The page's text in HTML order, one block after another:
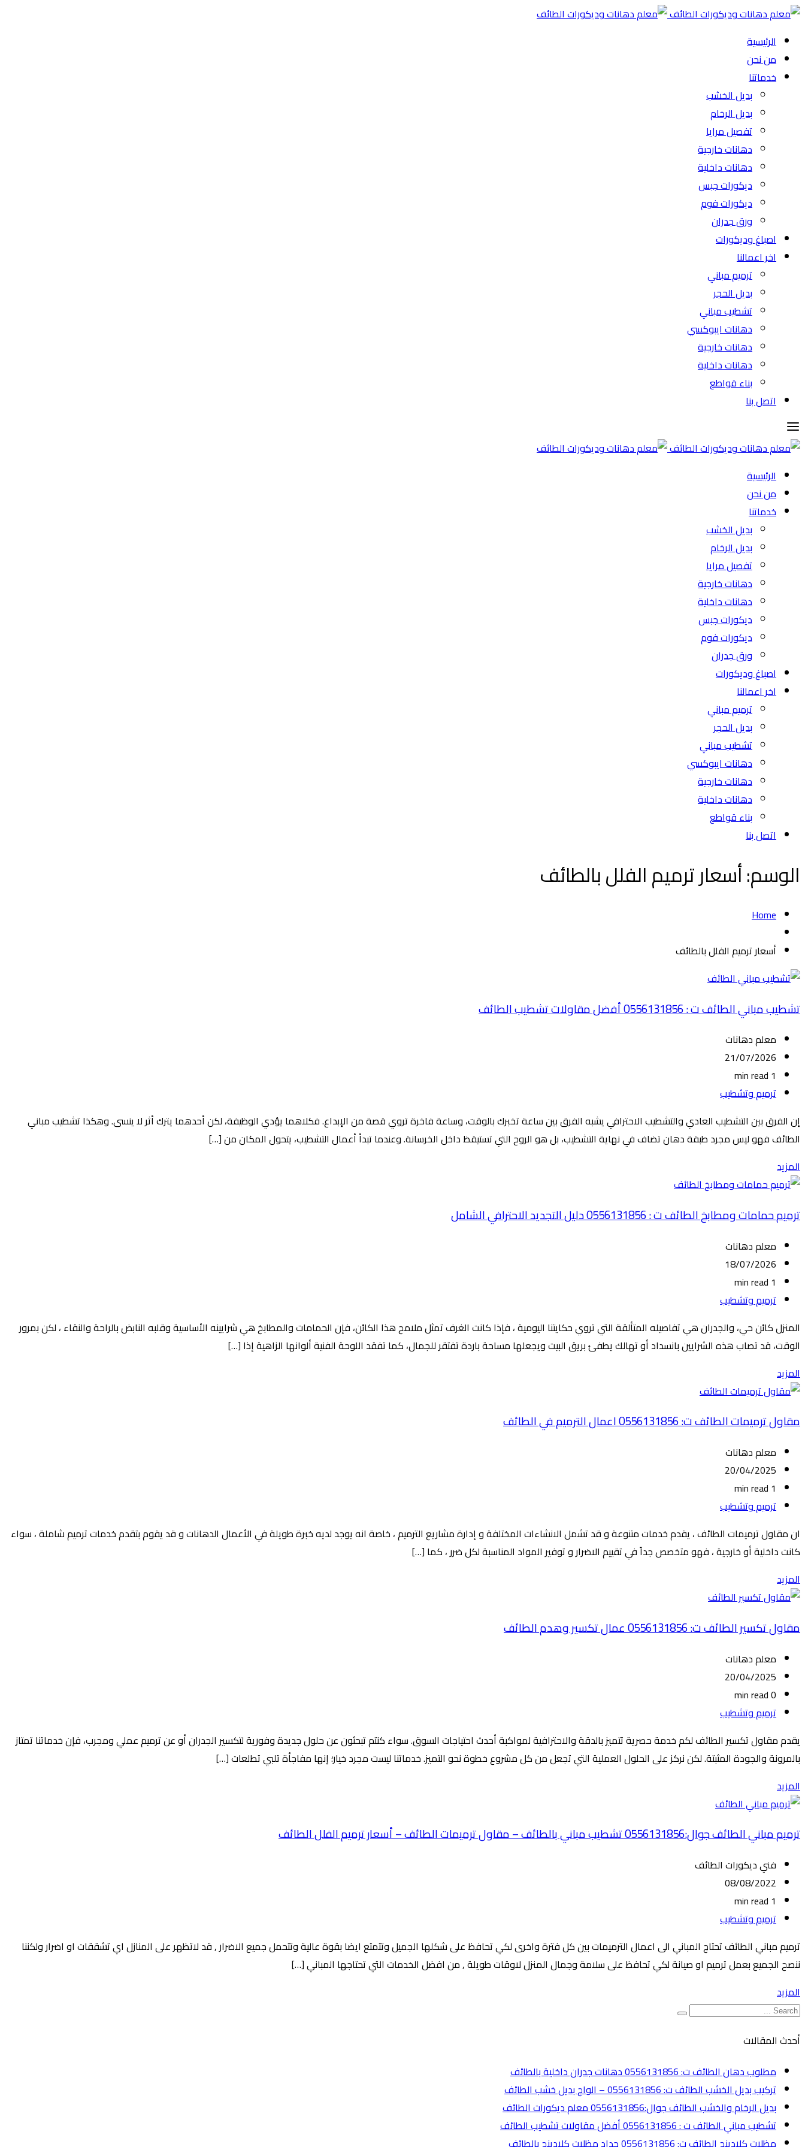
الرئيسية
من نحن
خدماتنا
بديل الخشب
بديل الرخام
تفصيل مرايا
دهانات خارجية
دهانات داخلية
ديكورات جبس
ديكورات فوم
ورق جدران
اصباغ وديكورات
اخر اعمالنا
ترميم مباني
بديل الحجر
تشطيب مباني
دهانات ايبوكسي
دهانات خارجية
دهانات داخلية
بناء قواطع
اتصل بنا
الرئيسية
من نحن
خدماتنا
بديل الخشب
بديل الرخام
تفصيل مرايا
دهانات خارجية
دهانات داخلية
ديكورات جبس
ديكورات فوم
ورق جدران
اصباغ وديكورات
اخر اعمالنا
ترميم مباني
بديل الحجر
تشطيب مباني
دهانات ايبوكسي
دهانات خارجية
دهانات داخلية
بناء قواطع
اتصل بنا
الوسم:أسعار ترميم الفلل بالطائف
Home
أسعار ترميم الفلل بالطائف
تشطيب مباني الطائف ت : 0556131856 أفضل مقاولات تشطيب الطائف
معلم دهانات
21/07/2026
1 min read
ترميم وتشطيب
إن الفرق بين التشطيب العادي والتشطيب الاحترافي يشبه الفرق بين ساعة تخبرك بالوقت، وساعة فاخرة تروي قصة من الإبداع. فكلاهما يؤدي الوظيفة، لكن أحدهما يترك أثر لا ينسى. وهكذا تشطيب مباني
الطائف فهو ليس مجرد طبقة دهان تضاف في نهاية التشطيب، بل هو الروح التي تستيقظ داخل الخرسانة. وعندما تبدأ أعمال التشطيب، يتحول المكان من […]
المزيد
ترميم حمامات ومطابخ الطائف ت : 0556131856 دليل التجديد الاحترافي الشامل
معلم دهانات
18/07/2026
1 min read
ترميم وتشطيب
المنزل كائن حي، والجدران هي تفاصيله المتألقة التي تروي حكايتنا اليومية ، فإذا كانت الغرف تمثل ملامح هذا الكائن، فإن الحمامات والمطابخ هي شرايينه الأساسية وقلبه النابض بالراحة والنقاء ، لكن بمرور
الوقت، قد تصاب هذه الشرايين بانسداد أو تهالك يطفئ بريق البيت ويجعلها مساحة باردة تفتقر للجمال، كما تفقد اللوحة الفنية ألوانها الزاهية إذا […]
المزيد
مقاول ترميمات الطائف ت: 0556131856 اعمال الترميم في الطائف
معلم دهانات
20/04/2025
1 min read
ترميم وتشطيب
ان مقاول ترميمات الطائف ، يقدم خدمات متنوعة و قد تشمل الانشاءات المختلفة و إدارة مشاريع الترميم ، خاصة انه يوجد لديه خبرة طويلة في الأعمال الدهانات و قد يقوم بتقدم خدمات ترميم شاملة ، سواء
كانت داخلية أو خارجية ، فهو متخصص جداً في تقييم الاضرار و توفير المواد المناسبة لكل ضرر ، كما […]
المزيد
مقاول تكسير الطائف ت: 0556131856 عمال تكسير وهدم الطائف
معلم دهانات
20/04/2025
0 min read
ترميم وتشطيب
يقدم مقاول تكسير الطائف لكم خدمة حصرية تتميز بالدقة والاحترافية لمواكبة أحدث احتياجات السوق. سواء كنتم تبحثون عن حلول جديدة وفورية لتكسير الجدران أو عن ترميم عملي ومجرب، فإن خدماتنا تمتاز
بالمرونة والجودة المثبتة. لكن نركز على الحلول العملية التي تجعل من كل مشروع خطوة نحو التميز. خدماتنا ليست مجرد خيار؛ إنها مفاجأة تلبي تطلعات […]
المزيد
ترميم مباني الطائف جوال:0556131856 تشطيب مباني بالطائف – مقاول ترميمات الطائف – أسعار ترميم الفلل الطائف
فني ديكورات الطائف
08/08/2022
1 min read
ترميم وتشطيب
ترميم مباني الطائف تحتاج المباني الى اعمال الترميمات بين كل فترة واخرى لكي تحافظ على شكلها الجميل وتتمتع ايضا بقوة عالية وتتحمل جميع الاضرار , قد لاتظهر على المنازل اي تشققات او اضرار ولكننا
ننصح الجميع بعمل ترميم او صيانة لكي تحافظ على سلامة وجمال المنزل لاوقات طويلة , من افضل الخدمات التي تحتاجها المباني […]
المزيد
أحدث المقالات
مطلوب دهان الطائف ت: 0556131856 دهانات جدران داخلية بالطائف
تركيب بديل الخشب الطائف ت: 0556131856 – الواح بديل خشب الطائف
بديل الرخام والخشب الطائف جوال:0556131856 معلم ديكورات الطائف
تشطيب مباني الطائف ت : 0556131856 أفضل مقاولات تشطيب الطائف
مظلات كلادينج الطائف ت: 0556131856 حداد مظلات كلادينج بالطائف